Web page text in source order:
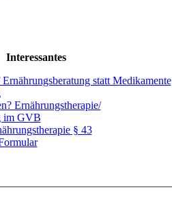
Interessantes
statt Medikamente
Ernährungstherapie/
im GVB
§ 43